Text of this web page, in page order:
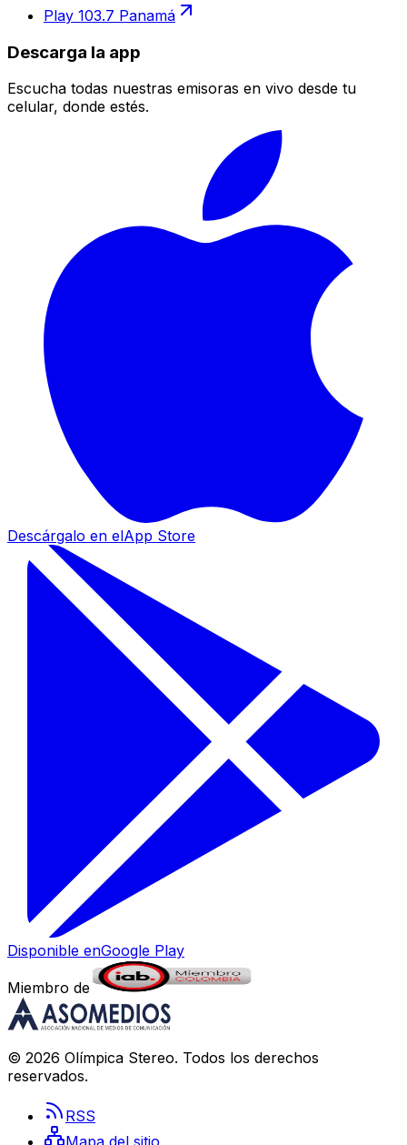
Play 103.7 Panamá
Descarga la app
Escucha todas nuestras emisoras en vivo desde tu
celular, donde estés.
Descárgalo en elApp Store
Disponible enGoogle Play
Miembro de
© 2026 Olímpica Stereo. Todos los derechos
reservados.
RSS